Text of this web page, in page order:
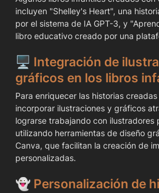
incluyen "Shelley's Heart", una
por el sistema de IA GPT-3, y
libro educativo creado por una
🖥️ Integración de
gráficos en los libros
Para enriquecer las historias
incorporar ilustraciones y gráficos
lograrse trabajando con ilustradores
utilizando herramientas de diseño
Canva, que facilitan la creación de
personalizadas.
👻 Personalización de